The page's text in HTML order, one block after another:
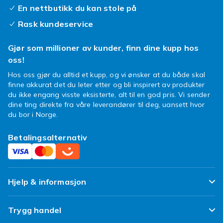
din trofaste enhet som ny igjen.
Med et solidSony Xperia E4g deksel
mot riper og små fall. Et freshtXperia E4g
blant våre mange alternativer i dag!
Så, hva venter du på? Dykk ned i vårt
spennende utvalg og finn det perfekte dekslet
som matcher din unike stil. Gi din Xperia E4g
beskyttelsen den fortjener med en twist av
personlighet!
En nettbutikk du kan stole på
Rask kundeservice
Gjør som millioner av kunder, finn dine kupp hos
oss!
Hos oss gjør du alltid et kupp, og vi ønsker at du både skal
finne akkurat det du leter etter og bli inspirert av produkter
du ikke engang visste eksisterte, alt til en god pris. Vi sender
dine ting direkte fra våre leverandører til deg, uansett hvor
du bor i Norge.
Betalingsalternativ
Hjelp & informasjon
Ofte stilte spørsmål
Trygg handel